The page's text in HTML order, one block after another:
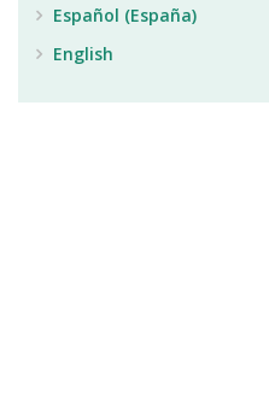
Español (España)
English